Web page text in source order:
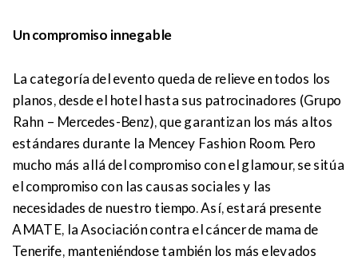
Un compromiso innegable
La categoría del evento queda de relieve en todos los
planos, desde el hotel hasta sus patrocinadores (Grupo
Rahn – Mercedes-Benz), que garantizan los más altos
estándares durante la Mencey Fashion Room. Pero
mucho más allá del compromiso con el glamour, se sitúa
el compromiso con las causas sociales y las
necesidades de nuestro tiempo. Así, estará presente
AMATE, la Asociación contra el cáncer de mama de
Tenerife, manteniéndose también los más elevados